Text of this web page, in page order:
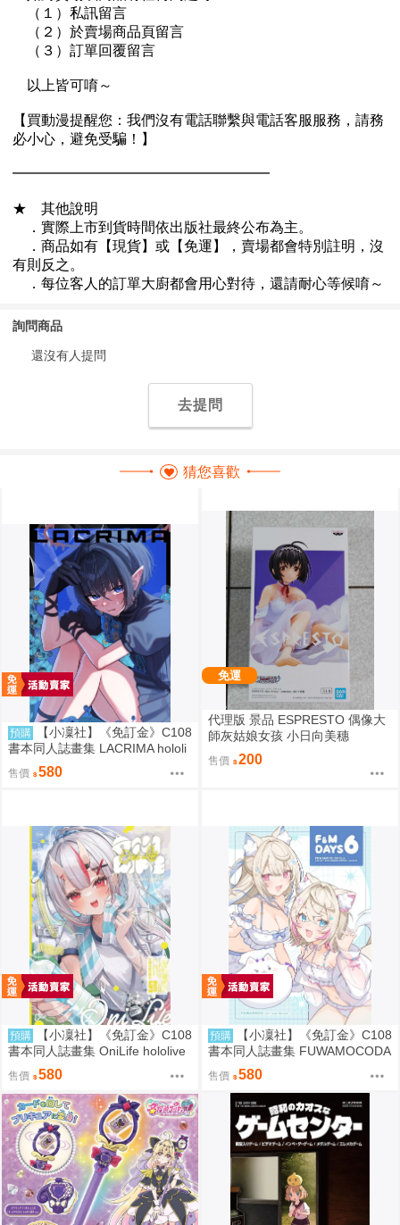
詢問商品
還沒有人提問
去提問
猜您喜歡
預購
【小凜社】《免訂金》C108
書本同人誌畫集 LACRIMA hololi
ve 一伊那爾栖
售價 580
免運
代理版 景品 ESPRESTO 偶像大
師灰姑娘女孩 小日向美穗
售價 200
預購
【小凜社】《免訂金》C108
書本同人誌畫集 OniLife hololive
百鬼綾目
售價 580
預購
【小凜社】《免訂金》C108
書本同人誌畫集 FUWAMOCODA
YS6 イコモチ hololive
售價 580